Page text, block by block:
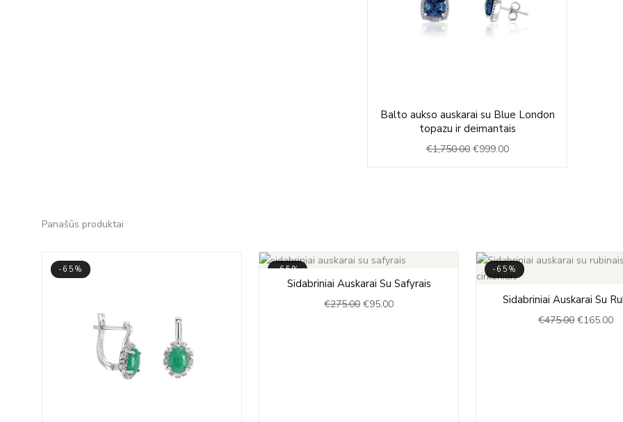
Balto aukso auskarai su Blue London
topazu ir deimantais
€1,750.00
price
€1,750.00.
€999.00
price
€999.00.
Panašūs produktai
-65% -65%
Sidabriniai Auskarai Su Safyrais
€275.00
price
was:
€95.00
price
is:
-65%
Sidabriniai Auskarai Su
€475.00
price
was:
€165.00is: